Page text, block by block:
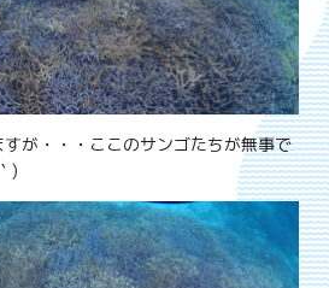
が・・・ここのサンゴたちが無事で
)